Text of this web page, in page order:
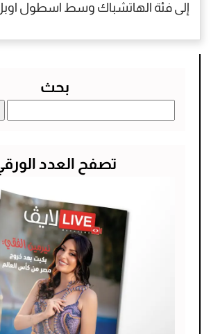
إلى فئة الهاتشباك وسط اسطول
بحث
عن:
تصفح العدد